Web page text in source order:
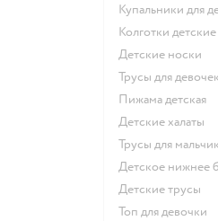
Купальники для
Колготки детские
Детские носки
Трусы для девочек
Пижама детская
Детские халаты
Трусы для
Детское нижнее
Детские трусы
Топ для девочки